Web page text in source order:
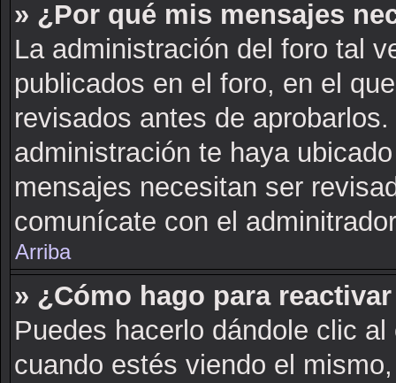
» ¿Por qué mis mensajes
La administración del foro tal
publicados en el foro, en el
revisados antes de
administración te haya
mensajes necesitan ser
comunícate con el
Arriba
» ¿Cómo hago para
Puedes hacerlo dándole clic
cuando estés viendo el